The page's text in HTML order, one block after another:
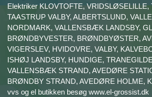
Elektriker KLOVTOFTE, VRIDSLØSELILLE,
TAASTRUP VALBY, ALBERTSLUND,
NORDMARK, VALLENSBÆK LANDSBY,
BRØNDBYVESTER, BRØNDBYØSTER,
VIGERSLEV, HVIDOVRE, VALBY,
ISHØJ LANDSBY, HUNDIGE,
VALLENSBÆK STRAND, AVEDØRE
BRØNDBY STRAND, AVEDØRE HOLME,
vvs og el butikken besøg www.el-grossist.dk